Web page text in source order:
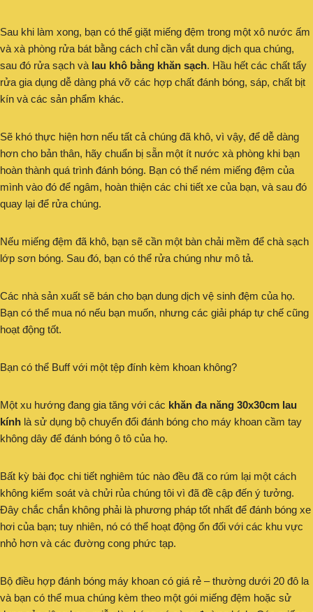
Sau khi làm xong, bạn có thể giặt miếng đệm trong một xô nước ấm
và xà phòng rửa bát bằng cách chỉ cần vắt dung dịch qua chúng,
sau đó rửa sạch và lau khô bằng khăn sạch. Hầu hết các chất tẩy
rửa gia dụng dễ dàng phá vỡ các hợp chất đánh bóng, sáp, chất bịt
kín và các sản phẩm khác.
Sẽ khó thực hiện hơn nếu tất cả chúng đã khô, vì vậy, để dễ dàng
hơn cho bản thân, hãy chuẩn bị sẵn một ít nước xà phòng khi bạn
hoàn thành quá trình đánh bóng. Bạn có thể ném miếng đệm của
mình vào đó để ngâm, hoàn thiện các chi tiết xe của bạn, và sau đó
quay lại để rửa chúng.
Nếu miếng đệm đã khô, bạn sẽ cần một bàn chải mềm để chà sạch
lớp sơn bóng. Sau đó, bạn có thể rửa chúng như mô tả.
Các nhà sản xuất sẽ bán cho bạn dung dịch vệ sinh đệm của họ.
Bạn có thể mua nó nếu bạn muốn, nhưng các giải pháp tự chế cũng
hoạt động tốt.
Bạn có thể Buff với một tệp đính kèm khoan không?
Một xu hướng đang gia tăng với các khăn đa năng 30x30cm lau
kính là sử dụng bộ chuyển đổi đánh bóng cho máy khoan cầm tay
không dây để đánh bóng ô tô của họ.
Bất kỳ bài đọc chi tiết nghiêm túc nào đều đã co rúm lại một cách
không kiểm soát và chửi rủa chúng tôi vì đã đề cập đến ý tưởng.
Đây chắc chắn không phải là phương pháp tốt nhất để đánh bóng xe
hơi của bạn; tuy nhiên, nó có thể hoạt động ổn đối với các khu vực
nhỏ hơn và các đường cong phức tạp.
Bộ điều hợp đánh bóng máy khoan có giá rẻ – thường dưới 20 đô la
và bạn có thể mua chúng kèm theo một gói miếng đệm hoặc sử